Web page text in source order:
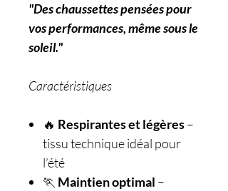
"Des chaussettes pensées pour
vos performances, même sous le
soleil."
Caractéristiques
🔥 Respirantes et légères–
tissu technique idéal pour
l’été
🏃 Maintien optimal –